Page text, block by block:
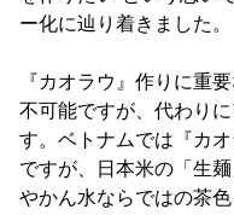
ー化に辿り着きました。
『カオラウ』作りに重
不可能ですが、代わり
す。ベトナムでは『カ
ですが、日本米の「生
やかん水ならではの茶